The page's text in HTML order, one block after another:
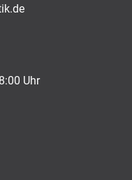
Uhr